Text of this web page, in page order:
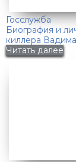
Госслужба
Биография и
киллера
Читать далее